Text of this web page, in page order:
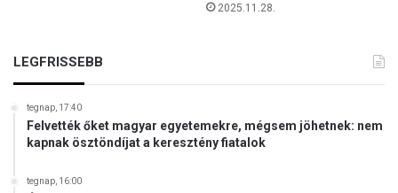
z
t
é
k
2025.11.28.
LEGFRISSEBB
tegnap, 17:40
Felvették őket magyar egyetemekre, mégsem jöhetnek: nem
kapnak ösztöndíjat a keresztény fiatalok
tegnap, 16:00